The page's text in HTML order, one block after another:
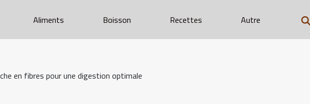
Aliments Boisson Recettes Autre
en fibres pour une digestion optimale